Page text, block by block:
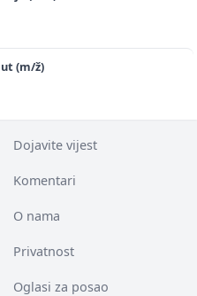
(m/ž)
Dojavite vijest
Komentari
O nama
Privatnost
Oglasi za posao